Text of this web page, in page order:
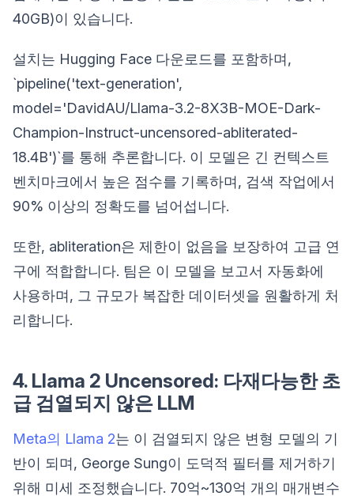
40GB)이 있습니다.
설치는 Hugging Face 다운로드를 포함하며,
`pipeline('text-generation',
model='DavidAU/Llama-3.2-8X3B-MOE-Dark-
Champion-Instruct-uncensored-abliterated-
18.4B')`를 통해 추론합니다. 이 모델은 긴 컨텍스트
벤치마크에서 높은 점수를 기록하며, 검색 작업에서
90% 이상의 정확도를 넘어섭니다.
또한, abliteration은 제한이 없음을 보장하여 고급 연
구에 적합합니다. 팀은 이 모델을 보고서 자동화에
사용하며, 그 규모가 복잡한 데이터셋을 원활하게 처
리합니다.
4. Llama 2 Uncensored: 다재다능한 초
급 검열되지 않은 LLM
Meta의 Llama 2는 이 검열되지 않은 변형 모델의 기
반이 되며, George Sung이 도덕적 필터를 제거하기
위해 미세 조정했습니다. 70억~130억 개의 매개변수